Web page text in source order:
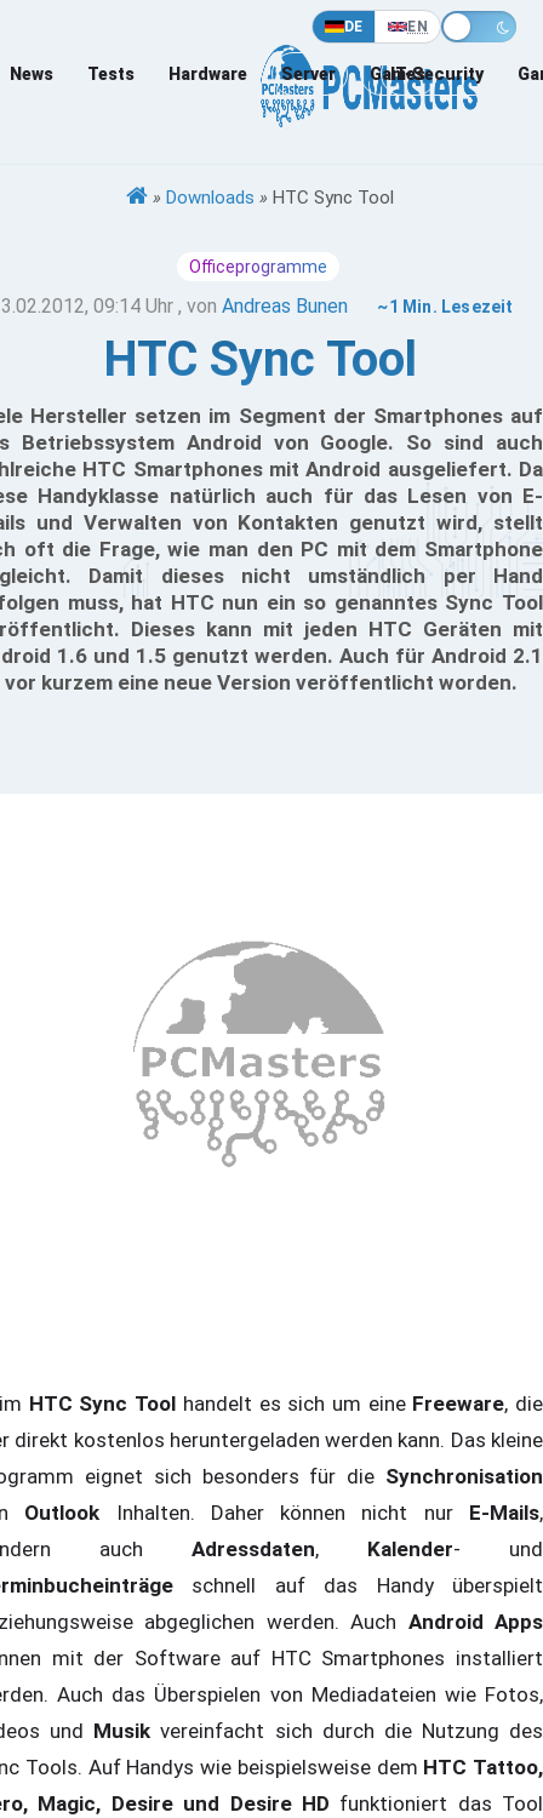
DE EN
News Tests Hardware Server Games
IT-Security
» Downloads » HTC Sync Tool
Officeprogramme
09:14 Uhr , vonAndreas Bunen ~1 Min. Lesezeit
HTC Sync Tool
Hersteller setzen im Segment der Smartphones auf
Betriebssystem Android von Google. So sind auch
HTC Smartphones mit Android ausgeliefert. Da
Handyklasse natürlich auch für das Lesen von E-
und Verwalten von Kontakten genutzt wird, stellt
oft die Frage, wie man den PC mit dem Smartphone
Damit dieses nicht umständlich per Hand
muss, hat HTC nun ein so genanntes Sync Tool
Dieses kann mit jeden HTC Geräten mit
1.6 und 1.5 genutzt werden. Auch für Android 2.1
kurzem eine neue Version veröffentlicht worden.
HTC Sync Tool handelt es sich um eine Freeware, die
direkt kostenlos heruntergeladen werden kann. Das kleine
eignet sich besonders für die Synchronisation
Outlook Inhalten. Daher können nicht nurE-Mails,
auch Adressdaten, Kalender- und
schnell auf das Handy überspielt
abgeglichen werden. Auch Android Apps
mit der Software auf HTC Smartphones installiert
Auch das Überspielen von Mediadateien wie Fotos,
und Musikvereinfacht sich durch die Nutzung des
Tools. Auf Handys wie beispielsweise dem HTC Tattoo,
Magic, Desire und Desire HD funktioniert das Tool